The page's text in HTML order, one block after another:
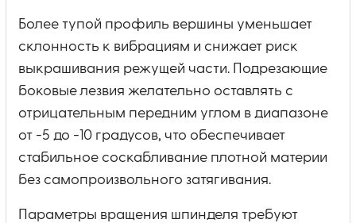
Более тупой профиль вершины уменьшает
склонность к вибрациям и снижает риск
выкрашивания режущей части. Подрезающие
боковые лезвия желательно оставлять с
отрицательным передним углом в диапазоне
от -5 до -10 градусов, что обеспечивает
стабильное соскабливание плотной материи
без самопроизвольного затягивания.
Параметры вращения шпинделя требуют